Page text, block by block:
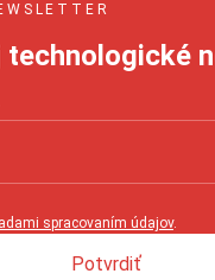
technologické
spracovaním údajov.
Potvrdiť